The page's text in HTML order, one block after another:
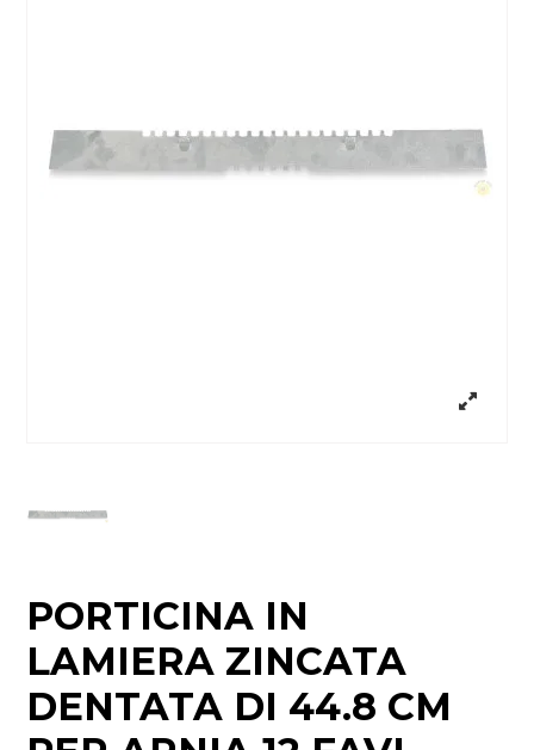
PORTICINA IN
LAMIERA ZINCATA
DENTATA DI 44.8 CM